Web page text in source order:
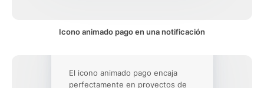
Icono animado pago en una notificación
El icono animado pago encaja
perfectamente en proyectos de